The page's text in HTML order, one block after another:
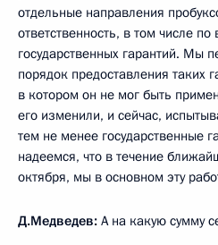
отдельные направления
ответственность, в том числе
государственных гарантий. Мы
порядок предоставления таких
в котором он не мог быть
его изменили, и сейчас,
тем не менее государственные
надеемся, что в течение
октября, мы в основном эту
Д.Медведев: А на какую сумму